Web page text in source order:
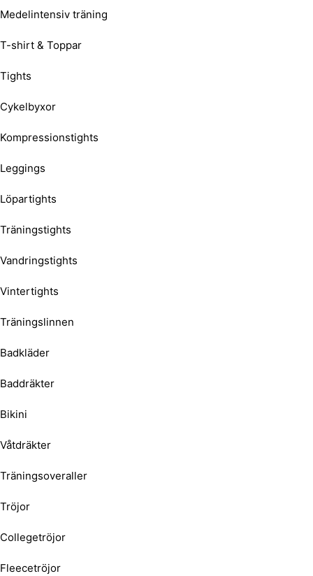
Medelintensiv träning
T-shirt & Toppar
Tights
Cykelbyxor
Kompressionstights
Leggings
Löpartights
Träningstights
Vandringstights
Vintertights
Träningslinnen
Badkläder
Baddräkter
Bikini
Våtdräkter
Träningsoveraller
Tröjor
Collegetröjor
Fleecetröjor